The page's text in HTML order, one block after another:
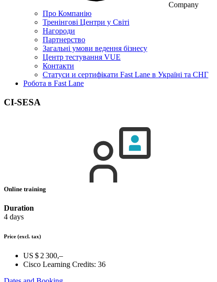
Company
Про Компанію
Тренінгові Центри у Світі
Нагороди
Партнерство
Загальні умови ведення бізнесу
Центр тестування VUE
Контакти
Статуси и сертифікати Fast Lane в Україні та СНГ
Робота в Fast Lane
CI-SESA
Online training
Duration
4 days
Price (excl. tax)
US $ 2 300,–
Cisco Learning Credits: 36